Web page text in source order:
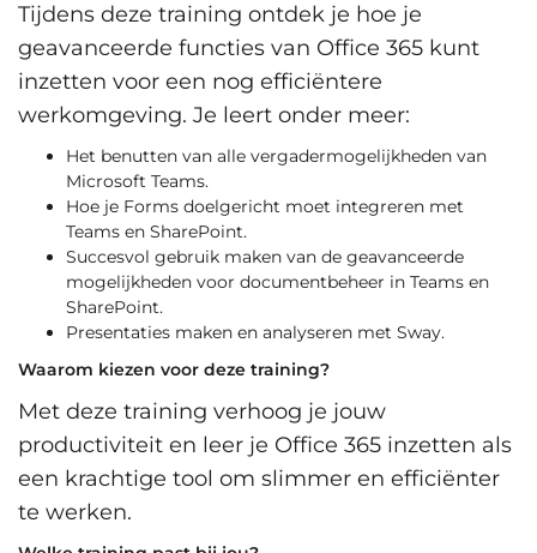
Tijdens deze training ontdek je hoe je
geavanceerde functies van Office 365 kunt
inzetten voor een nog efficiëntere
werkomgeving. Je leert onder meer:
Het benutten van alle vergadermogelijkheden van
Microsoft Teams.
Hoe je Forms doelgericht moet integreren met
Teams en SharePoint.
Succesvol gebruik maken van de geavanceerde
mogelijkheden voor documentbeheer in Teams en
SharePoint.
Presentaties maken en analyseren met Sway.
Waarom kiezen voor deze training?
Met deze training verhoog je jouw
productiviteit en leer je Office 365 inzetten als
een krachtige tool om slimmer en efficiënter
te werken.